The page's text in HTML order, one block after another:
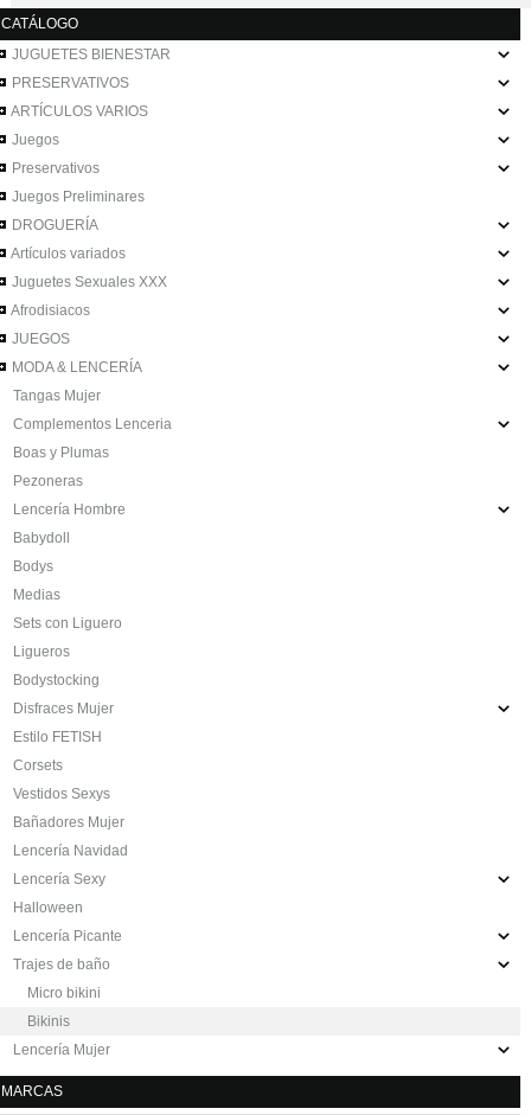
CATÁLOGO
JUGUETES BIENESTAR
PRESERVATIVOS
ARTÍCULOS VARIOS
Juegos
Preservativos
Juegos Preliminares
DROGUERÍA
Artículos variados
Juguetes Sexuales XXX
Afrodisiacos
JUEGOS
MODA & LENCERÍA
Tangas Mujer
Complementos Lenceria
Boas y Plumas
Pezoneras
Lencería Hombre
Babydoll
Bodys
Medias
Sets con Liguero
Ligueros
Bodystocking
Disfraces Mujer
Estilo FETISH
Corsets
Vestidos Sexys
Bañadores Mujer
Lencería Navidad
Lencería Sexy
Halloween
Lencería Picante
Trajes de baño
Micro bikini
Bikinis
Lencería Mujer
MARCAS